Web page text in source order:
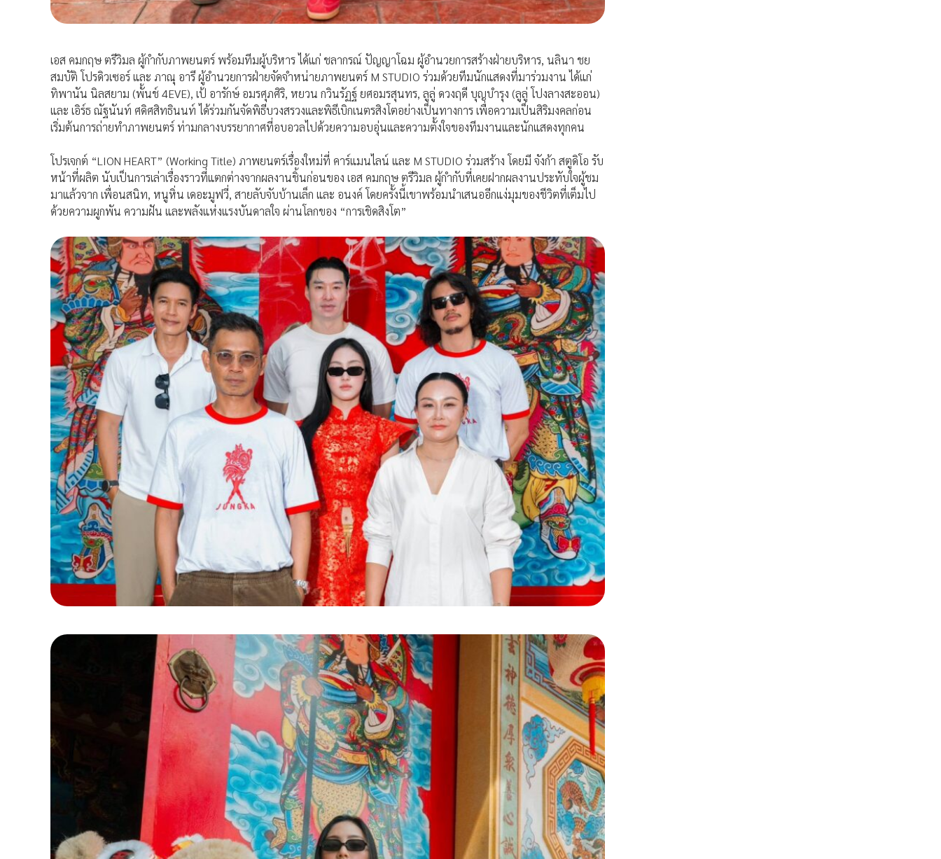
เอส คมกฤษ ตรีวิมล ผู้กำกับภาพยนตร์ พร้อมทีมผู้บริหาร ได้แก่ ชลากรณ์ ปัญญาโฉม ผู้อำนวยการสร้างฝ่ายบริหาร, นลินา ชย
สมบัติ โปรดิวเซอร์ และ ภาณุ อารี ผู้อำนวยการฝ่ายจัดจำหน่ายภาพยนตร์ M STUDIO ร่วมด้วยทีมนักแสดงที่มาร่วมงาน ได้แก่
ทิพานัน นิลสยาม (พั้นช์ 4EVE), เป้ อารักษ์ อมรศุภศิริ, หยวน กวินรัฏฐ์ ยศอมรสุนทร, ลูลู่ ดวงฤดี บุญบำรุง (ลูลู่ โปงลางสะออน)
และ เอิร์ธ ณัฐนันท์ ศดิศสิทธินนท์ ได้ร่วมกันจัดพิธีบวงสรวงและพิธีเบิกเนตรสิงโตอย่างเป็นทางการ เพื่อความเป็นสิริมงคลก่อน
เริ่มต้นการถ่ายทำภาพยนตร์ ท่ามกลางบรรยากาศที่อบอวลไปด้วยความอบอุ่นและความตั้งใจของทีมงานและนักแสดงทุกคน
โปรเจกต์ “LION HEART” (Working Title) ภาพยนตร์เรื่องใหม่ที่ คาร์แมนไลน์ และ M STUDIO ร่วมสร้าง โดยมี จังก้า สตูดิโอ รับ
หน้าที่ผลิต นับเป็นการเล่าเรื่องราวที่แตกต่างจากผลงานชิ้นก่อนของ เอส คมกฤษ ตรีวิมล ผู้กำกับที่เคยฝากผลงานประทับใจผู้ชม
มาแล้วจาก เพื่อนสนิท, หนูหิ่น เดอะมูฟวี่, สายลับจับบ้านเล็ก และ อนงค์ โดยครั้งนี้เขาพร้อมนำเสนออีกแง่มุมของชีวิตที่เต็มไป
ด้วยความผูกพัน ความฝัน และพลังแห่งแรงบันดาลใจ ผ่านโลกของ “การเชิดสิงโต”